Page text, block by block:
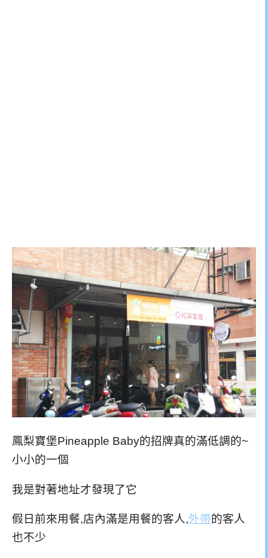
鳳梨寶堡Pineapple Baby的招牌真的滿低調的~
小小的一個
我是對著地址才發現了它
假日前來用餐,店內滿是用餐的客人,外帶的客人
也不少